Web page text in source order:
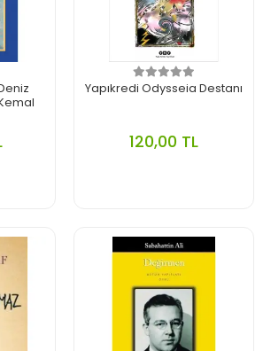
Yapıkredi Odysseia Destanı
120,00 TL